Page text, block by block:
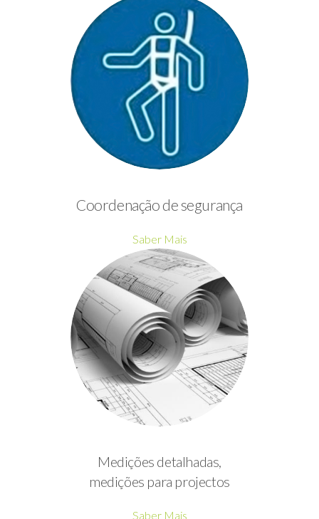
Coordenação de segurança
Saber Mais
Medições detalhadas,
medições para projectos
Saber Mais